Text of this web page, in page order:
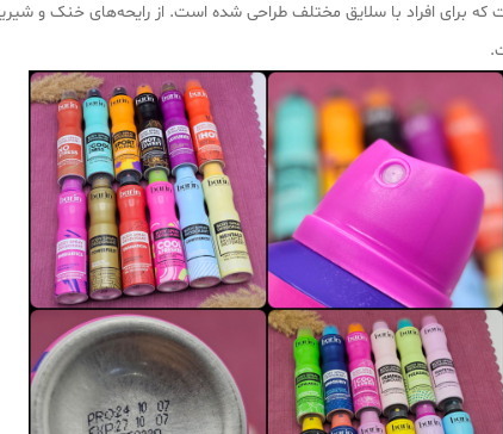
بالاست که برای افراد با سلایق مختلف طراحی شده است. از رایحه‌های